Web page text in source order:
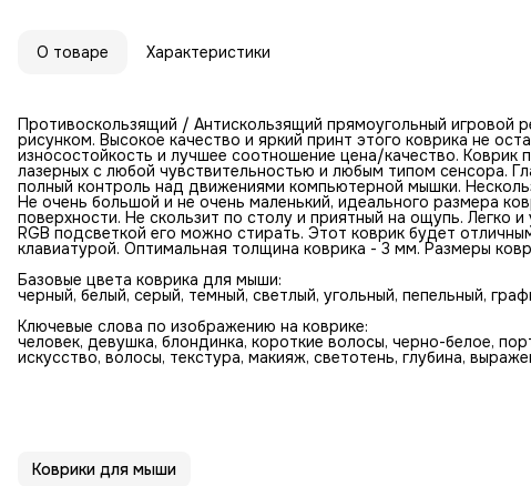
О товаре Характеристики
Противоскользящий / Антискользящий прямоугольный игровой
рисунком. Высокое качество и яркий принт этого коврика не
износостойкость и лучшее соотношение цена/качество. Коврик
лазерных с любой чувствительностью и любым типом сенсора.
полный контроль над движениями компьютерной мышки.
Не очень большой и не очень маленький, идеального размера
поверхности. Не скользит по столу и приятный на ощупь. Легко
RGB подсветкой его можно стирать. Этот коврик будет
клавиатурой. Оптимальная толщина коврика - 3 мм. Размеры
Базовые цвета коврика для мыши:
черный, белый, серый, темный, светлый, угольный, пепельный,
Ключевые слова по изображению на коврике:
человек, девушка, блондинка, короткие волосы, черно-белое,
искусство, волосы, текстура, макияж, светотень, глубина,
Коврики для мыши